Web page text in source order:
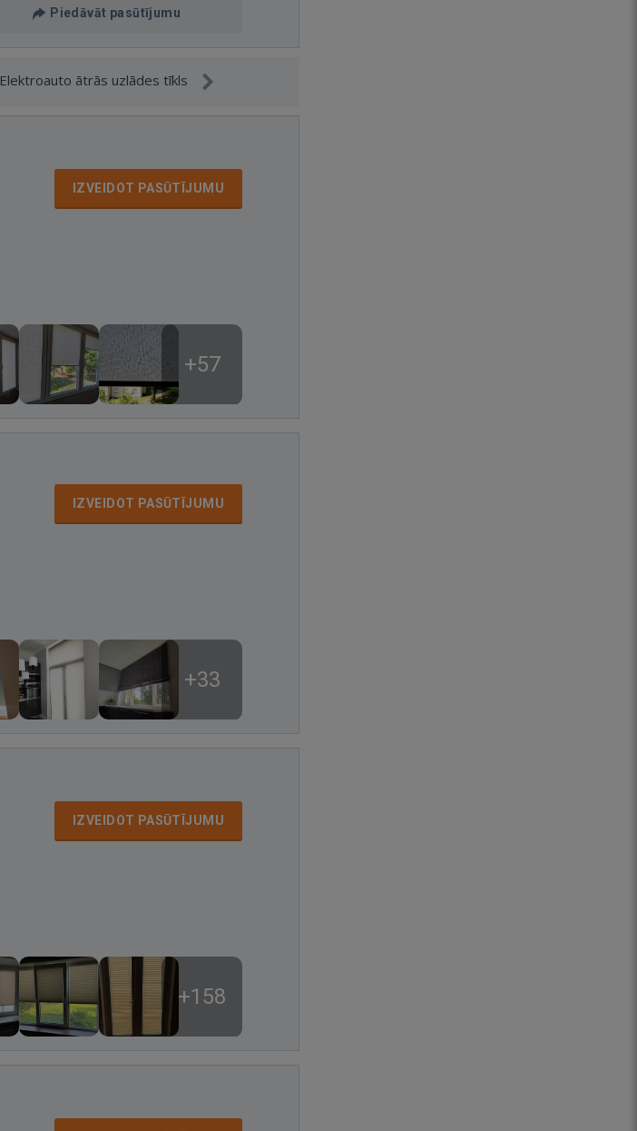
Piedāvāt pasūtījumu
Elektroauto ātrās uzlādes tīkls
IZVEIDOT PASŪTĪJUMU
+57
IZVEIDOT PASŪTĪJUMU
+33
IZVEIDOT PASŪTĪJUMU
+158